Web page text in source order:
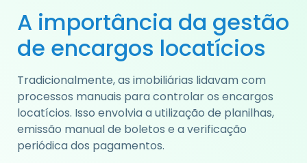
A importância da gestão
de encargos locatícios
Tradicionalmente, as imobiliárias lidavam com
processos manuais para controlar os encargos
locatícios. Isso envolvia a utilização de planilhas,
emissão manual de boletos e a verificação
periódica dos pagamentos.